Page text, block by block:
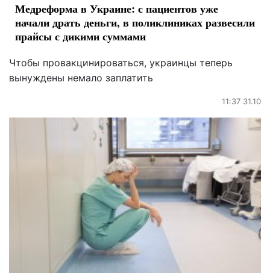
Медреформа в Украине: с пациентов уже
начали драть деньги, в поликлиниках развесили
прайсы с дикими суммами
Чтобы провакцинироваться, украинцы теперь
вынуждены немало заплатить
11:37 31.10